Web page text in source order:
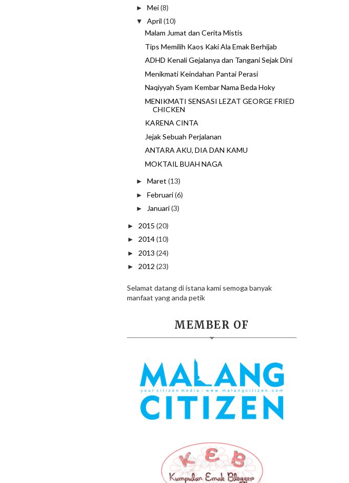
► Mei(8)
▼ April (10)
Malam Jumat dan Cerita Mistis
Tips Memilih Kaos Kaki Ala Emak Berhijab
ADHD Kenali Gejalanya dan Tangani Sejak Dini
Menikmati Keindahan Pantai Perasi
Naqiyyah Syam Kembar Nama Beda Hoky
MENIKMATI SENSASI LEZAT GEORGE FRIED
CHICKEN
KARENA CINTA
Jejak Sebuah Perjalanan
ANTARA AKU, DIA DAN KAMU
MOKTAIL BUAH NAGA
► Maret (13)
► Februari(6)
► Januari(3)
► 2015 (20)
► 2014(10)
► 2013 (24)
► 2012 (23)
Selamat datang di istana kami semoga banyak
manfaat yang anda petik
MEMBER OF